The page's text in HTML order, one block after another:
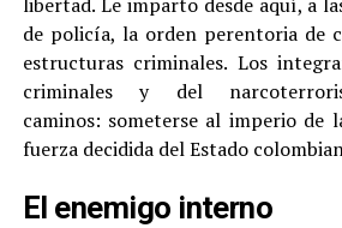
de policía, la orden perentoria de
estructuras criminales. Los
criminales y del
caminos: someterse al imperio de
fuerza decidida del Estado
El enemigo interno